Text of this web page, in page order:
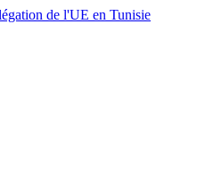
de l'UE en Tunisie